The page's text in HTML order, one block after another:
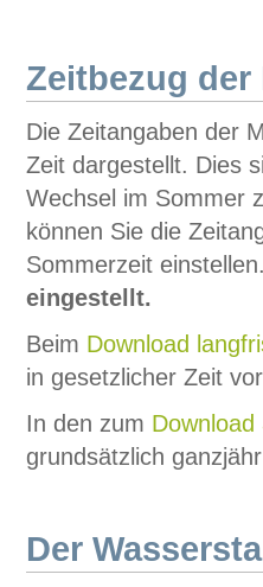
Zeitbezug der
Die Zeitangaben der
Zeit dargestellt. Dies
Wechsel im Sommer
können Sie die
Sommerzeit
eingestellt.
Beim Download
in gesetzlicher Zeit
In den zum Download
grundsätzlich
Der